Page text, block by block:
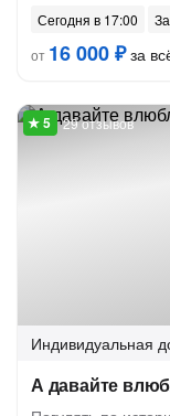
Сегодня в 17:00
от 16 000 ₽за
29 отзывов
Индивидуальная
А давайте